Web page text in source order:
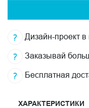
Дизайн-проект в
Заказывай
Бесплатная
ХАРАКТЕРИСТИКИ